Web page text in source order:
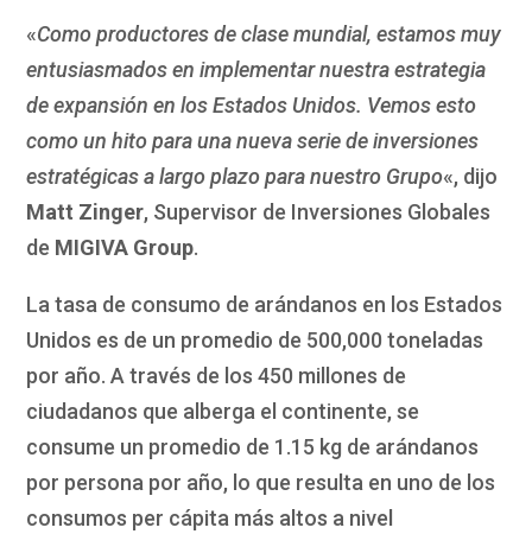
«Como productores de clase mundial, estamos muy
entusiasmados en implementar nuestra estrategia
de expansión en los Estados Unidos. Vemos esto
como un hito para una nueva serie de inversiones
estratégicas a largo plazo para nuestro Grupo«, dijo
Matt Zinger, Supervisor de Inversiones Globales
de MIGIVA Group.
La tasa de consumo de arándanos en los Estados
Unidos es de un promedio de 500,000 toneladas
por año. A través de los 450 millones de
ciudadanos que alberga el continente, se
consume un promedio de 1.15 kg de arándanos
por persona por año, lo que resulta en uno de los
consumos per cápita más altos a nivel